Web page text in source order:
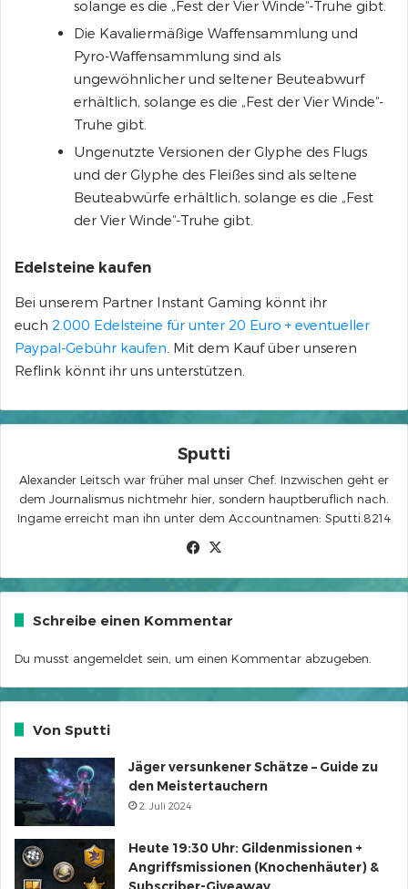
solange es die „Fest der Vier Winde“-Truhe gibt.
Die Kavaliermäßige Waffensammlung und
Pyro-Waffensammlung sind als
ungewöhnlicher und seltener Beuteabwurf
erhältlich, solange es die „Fest der Vier Winde“-
Truhe gibt.
Ungenutzte Versionen der Glyphe des Flugs
und der Glyphe des Fleißes sind als seltene
Beuteabwürfe erhältlich, solange es die „Fest
der Vier Winde“-Truhe gibt.
Edelsteine kaufen
Bei unserem Partner Instant Gaming könnt ihr
euch 2.000 Edelsteine für unter 20 Euro + eventueller
Paypal-Gebühr kaufen . Mit dem Kauf über unseren
Reflink könnt ihr uns unterstützen.
Sputti
Alexander Leitsch war früher mal unser Chef. Inzwischen geht er
dem Journalismus nichtmehr hier, sondern hauptberuflich nach.
Ingame erreicht man ihn unter dem Accountnamen: Sputti.8214
Facebook
Schreibe einen Kommentar
Du musst angemeldet sein, um einen Kommentar abzugeben.
Von Sputti
Jäger versunkener Schätze – Guide zu
den Meistertauchern
2. Juli 2024
Heute 19:30 Uhr: Gildenmissionen +
Angriffsmissionen (Knochenhäuter) &